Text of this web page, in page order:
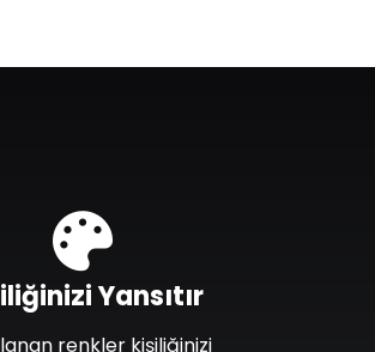
Yansıtır
renkler kişiliğinizi